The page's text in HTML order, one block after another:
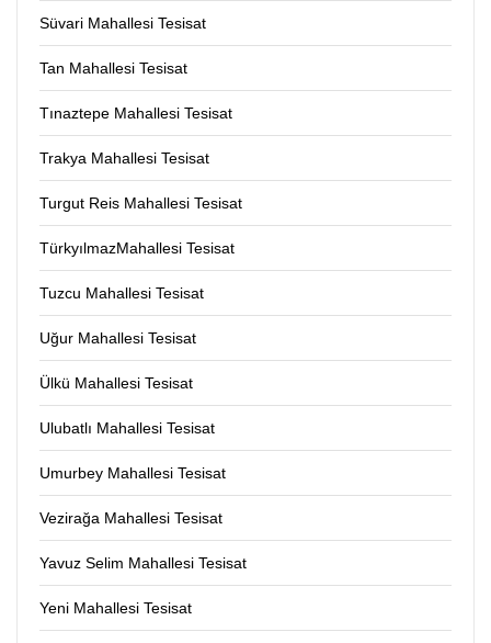
Süvari Mahallesi Tesisat
Tan Mahallesi Tesisat
Tınaztepe Mahallesi Tesisat
Trakya Mahallesi Tesisat
Turgut Reis Mahallesi Tesisat
TürkyılmazMahallesi Tesisat
Tuzcu Mahallesi Tesisat
Uğur Mahallesi Tesisat
Ülkü Mahallesi Tesisat
Ulubatlı Mahallesi Tesisat
Umurbey Mahallesi Tesisat
Vezirağa Mahallesi Tesisat
Yavuz Selim Mahallesi Tesisat
Yeni Mahallesi Tesisat